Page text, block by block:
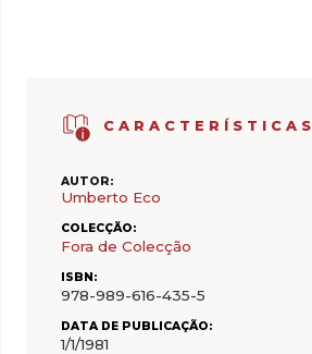
CARACTERÍSTICAS
AUTOR:
Umberto Eco
COLECÇÃO:
Fora de Colecção
ISBN:
978-989-616-435-5
DATA DE PUBLICAÇÃO:
1/1/1981